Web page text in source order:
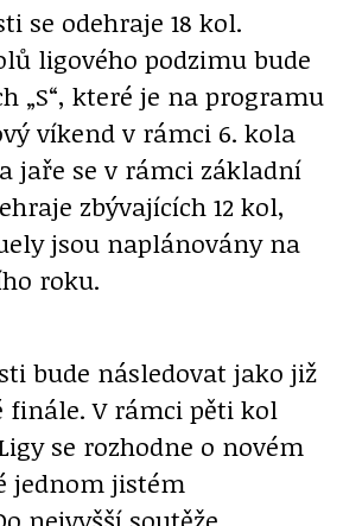
se odehraje 18 kol.
ligového podzimu bude
„S“, které je na programu
víkend v rámci 6. kola
jaře se v rámci základní
zbývajících 12 kol,
jsou naplánovány na
roku.
bude následovat jako již
finále. V rámci pěti kol
se rozhodne o novém
jednom jistém
nejvyšší soutěže